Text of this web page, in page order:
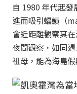
自 1980 年代起發
進而吸引蝠鱝（
會近距離觀察其
夜間觀察，如同
祖母，能為海島